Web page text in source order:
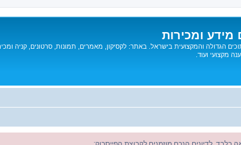
מידע ומכירות
הגדולה והמקצועית בישראל. באתר: לקסיקון, מאמרים, תמונות, סרטונים, קניה
מקצועי ועוד.